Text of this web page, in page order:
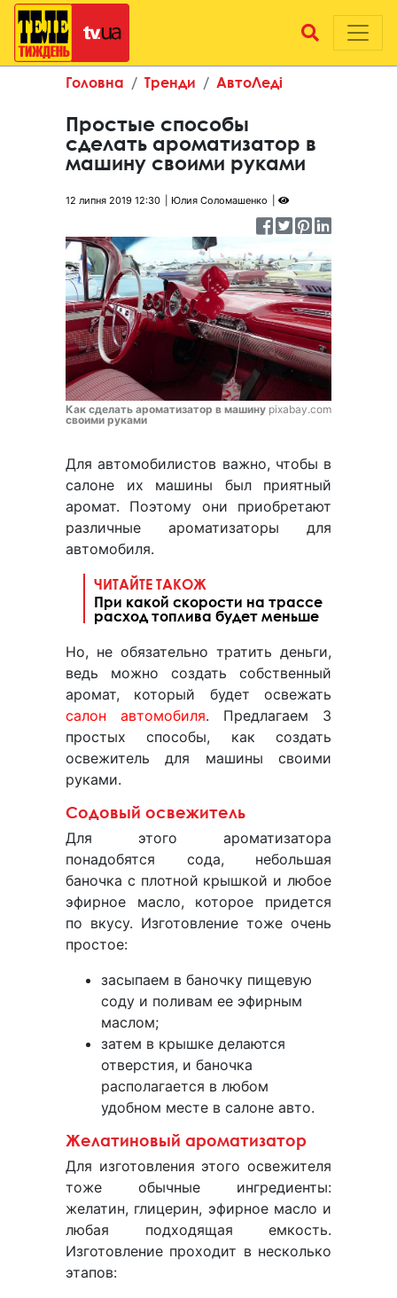
Головна Тренди АвтоЛеді
Простые способы
сделать ароматизатор в
машину своими руками
12 липня 2019 12:30 Юлия Соломашенко
Как сделать ароматизатор в машину
своими руками
pixabay.com
Для автомобилистов важно, чтобы в
салоне их машины был приятный
аромат. Поэтому они приобретают
различные ароматизаторы для
автомобиля.
ЧИТАЙТЕ ТАКОЖ
При какой скорости на трассе
расход топлива будет меньше
Но, не обязательно тратить деньги,
ведь можно создать собственный
аромат, который будет освежать
салон автомобиля. Предлагаем 3
простых способы, как создать
освежитель для машины своими
руками.
Содовый освежитель
Для этого ароматизатора
понадобятся сода, небольшая
баночка с плотной крышкой и любое
эфирное масло, которое придется
по вкусу. Изготовление тоже очень
простое:
засыпаем в баночку пищевую
соду и поливам ее эфирным
маслом;
затем в крышке делаются
отверстия, и баночка
располагается в любом
удобном месте в салоне авто.
Желатиновый ароматизатор
Для изготовления этого освежителя
тоже обычные ингредиенты:
желатин, глицерин, эфирное масло и
любая подходящая емкость.
Изготовление проходит в несколько
этапов: